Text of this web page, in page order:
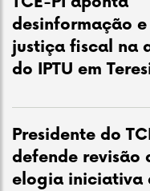
desinformação
justiça fiscal na
do IPTU em
Presidente do
defende revisão
elogia iniciativa